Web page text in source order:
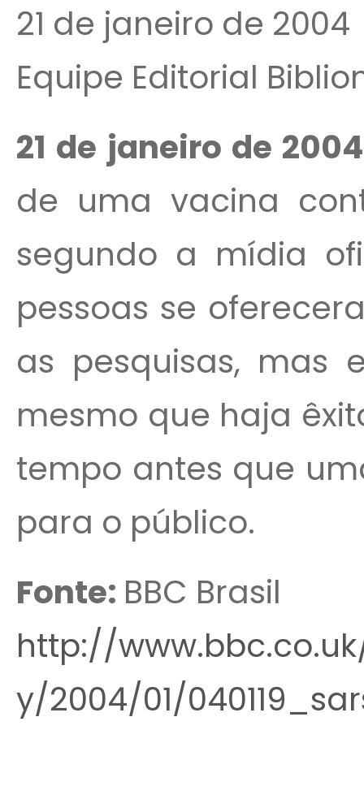
21 de janeiro de 2004
Equipe Editorial
21 de janeiro de
de uma vacina
segundo a mídia
pessoas se
as pesquisas, mas
mesmo que haja
tempo antes que
para o público.
Fonte: BBC Brasil
http://
y/2004/01/